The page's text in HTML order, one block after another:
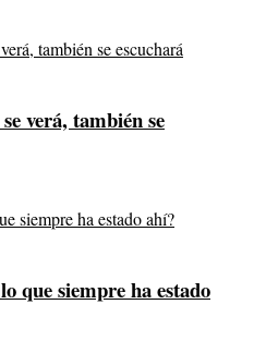
verá, también se
que siempre ha estado